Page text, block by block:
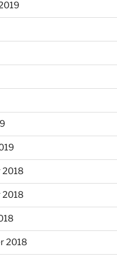
2018
2018